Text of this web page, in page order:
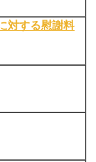
対する慰謝料